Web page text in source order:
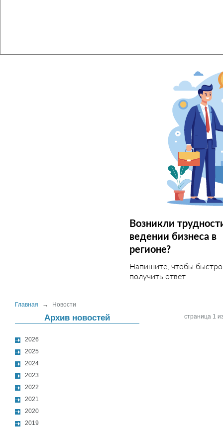
Возникли
ведении бизнеса в
регионе?
Напишите, чтобы быстро
получить ответ
Главная → Новости
Архив новостей
2026
2025
2024
2023
2022
2021
2020
2019
страница 1